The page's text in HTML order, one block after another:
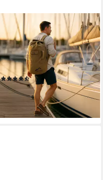
NORMANI
Packsack Canvas-Seesack 90
l Submariner 90, Duffle Bag
Rucksack mit Doppelgurt und
Metallverschluss
(16)
39,95 €
lieferbar - in 2-3 Werktagen bei dir
+1